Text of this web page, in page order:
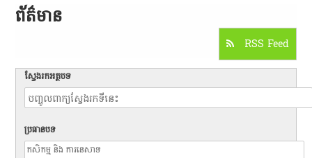
ព័ត៌មាន​
RSS Feed
ស្វែងរកអត្ថបទ
ប្រធានបទ